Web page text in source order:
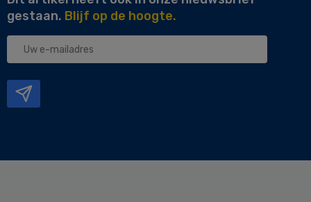
gestaan. Blijf op de hoogte.
Uw